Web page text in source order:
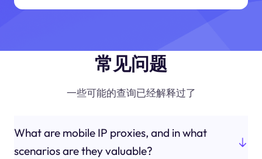
常见问题
一些可能的查询已经解释过了
What are mobile IP proxies, and in what
scenarios are they valuable?